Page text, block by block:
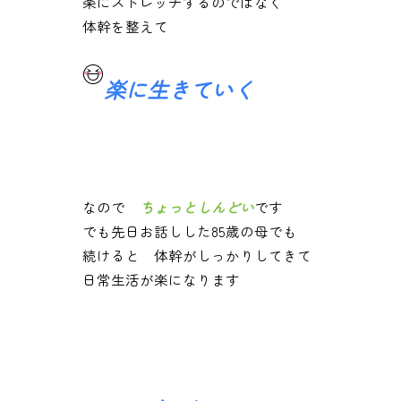
体幹を整えて
楽に生きていく
なので ちょっとしんどいです
でも先日お話しした85歳の母でも
続けると 体幹がしっかりしてきて
日常生活が楽になります